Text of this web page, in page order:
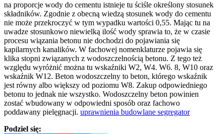
na proporcje wody do cementu istnieje tu ściśle określony stosunek
składników. Zgodnie z obecną wiedzą stosunek wody do cementu
nie może przekroczyć w tym wypadku wartości 0,55. Mając tu na
uwadze stosunkowo niewielką ilość wody sprawia to, że w czasie
procesu wiązania betonu nie dochodzi do pojawiania się
kapilarnych kanalików. W fachowej nomenklaturze pojawia się
klika stopni związanych z wodoszczelnością betonu. Z tego też
względu wyróżnić można tu wskaźniki W2, W4. W6. 8, W10 oraz
wskaźnik W12. Beton wodoszczelny to beton, którego wskaźnik
jest równy albo większy od poziomu W8. Zakup odpowiedniego
betonu to jednak nie wszystko. Wodoszczelny beton powinien
zostać wbudowany w odpowiedni sposób oraz fachowo
poddawany pielęgnacji. uprawnienia budowlane segregator
Podziel się: